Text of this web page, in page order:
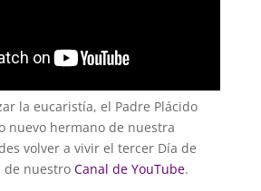
la eucaristía, el Padre Plácido
nuevo hermano de nuestra
volver a vivir el tercer Día de
de nuestro Canal de YouTube.